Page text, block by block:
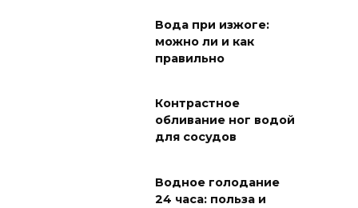
Вода при изжоге:
можно ли и как
правильно
Контрастное
обливание ног водой
для сосудов
Водное голодание
24 часа: польза и